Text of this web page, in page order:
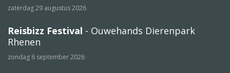
zaterdag 29 augustus 2026
Reisbizz Festival - Ouwehands Dierenpark
Rhenen
zondag 6 september 2026